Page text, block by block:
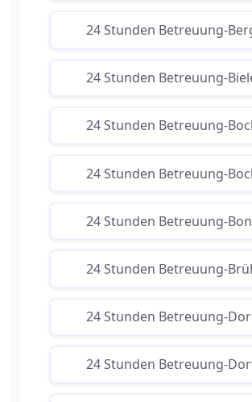
24 Stunden Betreuung-
24 Stunden Betreuung-
24 Stunden Betreuung-
24 Stunden Betreuung-
24 Stunden Betreuung-
24 Stunden Betreuung-
24 Stunden Betreuung-
24 Stunden Betreuung-